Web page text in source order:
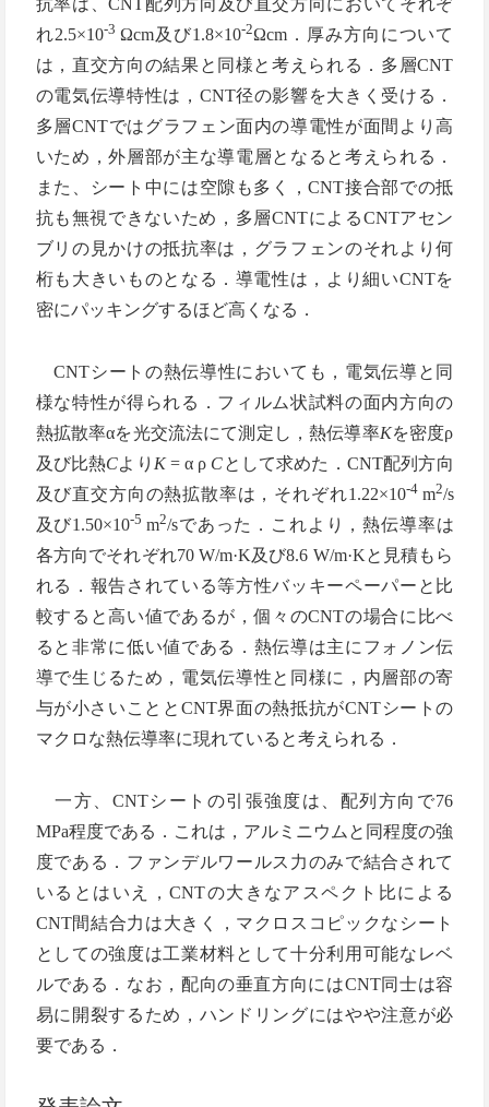
抗率は、CNT配列方向及び直交方向においてそれぞ
れ2.5×10-3 Ωcm及び1.8×10-2Ωcm．厚み方向について
は，直交方向の結果と同様と考えられる．多層CNT
の電気伝導特性は，CNT径の影響を大きく受ける．
多層CNTではグラフェン面内の導電性が面間より高
いため，外層部が主な導電層となると考えられる．
また、シート中には空隙も多く，CNT接合部での抵
抗も無視できないため，多層CNTによるCNTアセン
ブリの見かけの抵抗率は，グラフェンのそれより何
桁も大きいものとなる．導電性は，より細いCNTを
密にパッキングするほど高くなる．
CNTシートの熱伝導性においても，電気伝導と同
様な特性が得られる．フィルム状試料の面内方向の
熱拡散率αを光交流法にて測定し，熱伝導率Kを密度ρ
及び比熱Cより K= α ρ Cとして求めた．CNT配列方向
及び直交方向の熱拡散率は，それぞれ1.22×10-4 m2/s
及び1.50×10-5m2/sであった．これより，熱伝導率は
各方向でそれぞれ70 W/m·K及び8.6 W/m·Kと見積もら
れる．報告されている等方性バッキーペーパーと比
較すると高い値であるが，個々のCNTの場合に比べ
ると非常に低い値である．熱伝導は主にフォノン伝
導で生じるため，電気伝導性と同様に，内層部の寄
与が小さいこととCNT界面の熱抵抗がCNTシートの
マクロな熱伝導率に現れていると考えられる．
一方、CNTシートの引張強度は、配列方向で76
MPa程度である．これは，アルミニウムと同程度の強
度である．ファンデルワールス力のみで結合されて
いるとはいえ，CNTの大きなアスペクト比による
CNT間結合力は大きく，マクロスコピックなシート
としての強度は工業材料として十分利用可能なレベ
ルである．なお，配向の垂直方向にはCNT同士は容
易に開裂するため，ハンドリングにはやや注意が必
要である．